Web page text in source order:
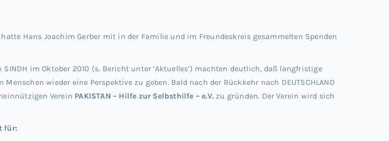
Hans Joachim Gerber mit in der Familie und im Freundeskreis gesammelten Spenden
im Oktober 2010 (s. Bericht unter ’Aktuelles’) machten deutlich, daß langfristige
wieder eine Perspektive zu geben. Bald nach der Rückkehr nach DEUTSCHLAND
Verein PAKISTAN – Hilfe zur Selbsthilfe – e.V. zu gründen. Der Verein wird sich
für: